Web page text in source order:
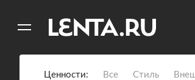
Ценности Все Стиль